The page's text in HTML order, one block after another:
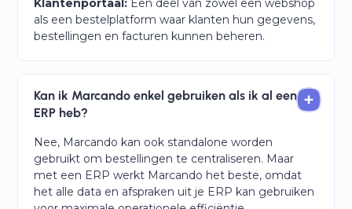
als een bestelplatform waar klanten hun gegevens,
bestellingen en facturen kunnen beheren.
Kan ik Marcando enkel gebruiken als ik al een
ERP heb?
Nee, Marcando kan ook standalone worden
gebruikt om bestellingen te centraliseren. Maar
met een ERP werkt Marcando het beste, omdat
het alle data en afspraken uit je ERP kan gebruiken